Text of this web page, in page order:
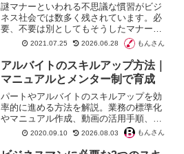
謎マナーといわれる不思議な慣習がビジ
ネス社会では数多く残されています。必
要、不要は別としてもそうしたマナーを
大事にする人たちがいるのも確かです。
何かの折にさりげなく謎マナーを発揮す
れば「気がきくやつ！」と評価されるこ
ともあるはずです。
2021.07.25 2026.06.28 もんさん
アルバイトのスキルアップ方法｜
マニュアルとメンター制で育成
パートやアルバイトのスキルアップを効
率的に進める方法を解説。業務の標準化
やマニュアル作成、動画の活用手順、メ
ンター制度の導入プロセスまで詳しく紹
介します。短期間で現場の生産性を高
め、優秀な人材を育てるための具体策が
2020.09.10 2026.08.03 もんさん